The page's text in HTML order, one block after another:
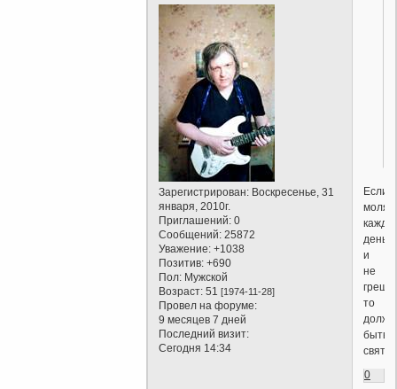
Зарегистрирован: Воскресенье, 31
января, 2010г.
Приглашений: 0
Сообщений: 25872
Уважение: +1038
Позитив: +690
Пол: Мужской
Возраст: 51[1974-11-28]
Провел на форуме:
9 месяцев 7 дней
Последний визит:
Сегодня 14:34
Если
день
и
не
то
быть,
0